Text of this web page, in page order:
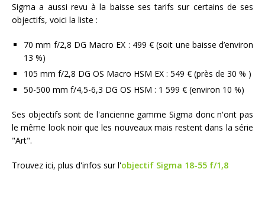
Sigma a aussi revu à la baisse ses tarifs sur certains de ses
objectifs, voici la liste :
70 mm f/2,8 DG Macro EX : 499 € (soit une baisse d’environ
13 %)
105 mm f/2,8 DG OS Macro HSM EX : 549 € (près de 30 % )
50-500 mm f/4,5-6,3 DG OS HSM : 1 599 € (environ 10 %)
Ses objectifs sont de l'ancienne gamme Sigma donc n'ont pas
le même look noir que les nouveaux mais restent dans la série
"Art".
Trouvez ici, plus d'infos sur l'objectif Sigma 18-55 f/1,8